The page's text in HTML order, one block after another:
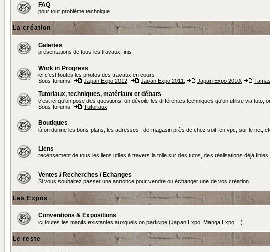
FAQ
pour tout problème technique
La création
Galeries
présentations de tous les travaux finis
Work in Progress
ici c'est toutes les photos des travaux en cours
Sous-forums:
Japan Expo 2012 Japan Expo 2011 Japan Expo 2010
Tutoriaux, techniques, matériaux et débats
c'est ici qu'on pose des questions, on dévoile les différentes techniques qu'on utilise via tuto,
Sous-forums:
Tutoriaux
Boutiques
là on donne les bons plans, les adresses , de magasin près de chez soit, en vpc, sur le net,
Liens
recensement de tous les liens utiles à travers la toile sur des tutos, des réalisations déjà
Ventes / Recherches / Echanges
Si vous souhaitez passer une annonce pour vendre ou échanger une de vos création.
Les Expos
Conventions & Expositions
ici toutes les manifs existantes auxquels on participe (Japan Expo, Manga Expo,...)
Le reste